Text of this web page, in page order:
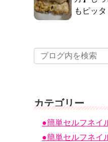
もピッタ
カテゴリー
●簡単セルフネイ
●簡単セルフネイ